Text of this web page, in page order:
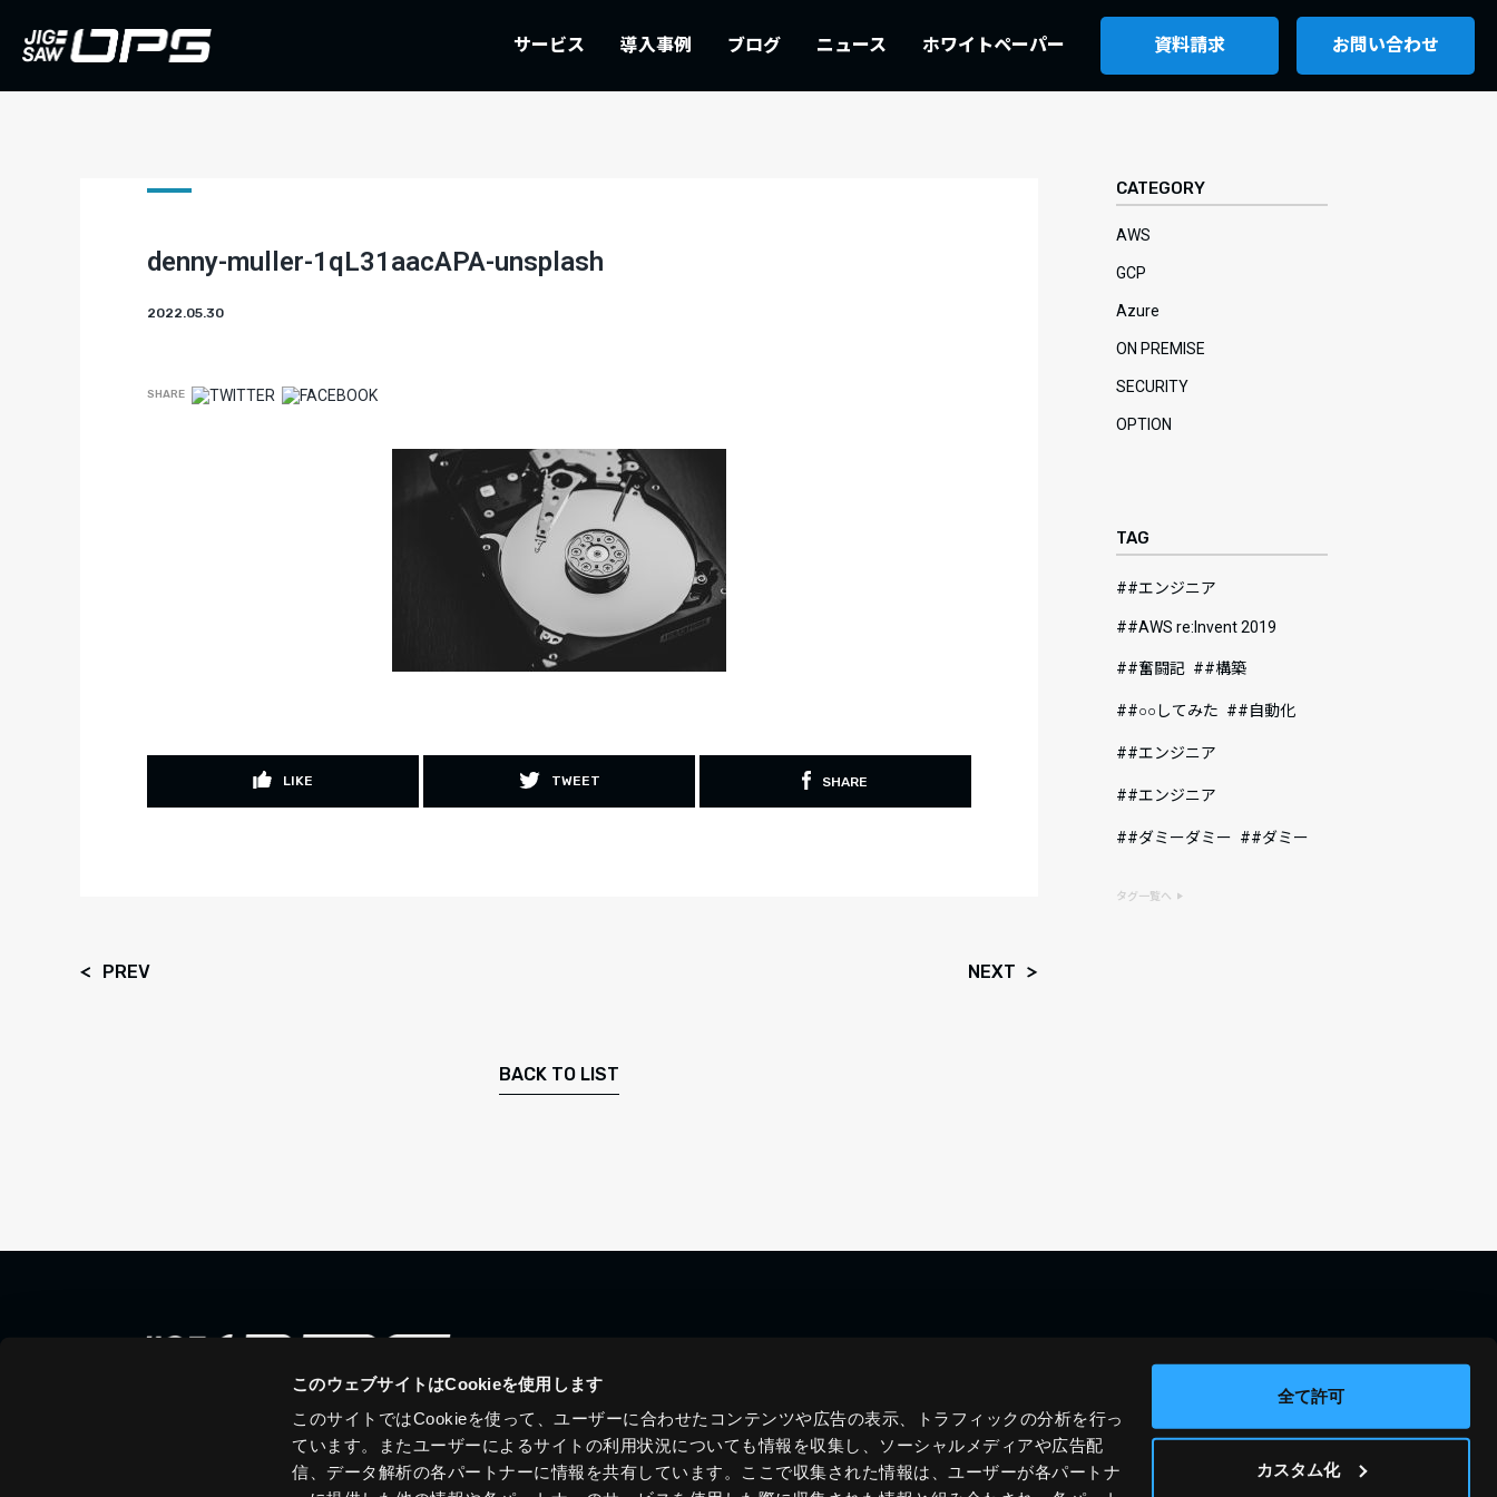
このウェブサイトはCookieを使用します
このサイトではCookieを使って、ユーザーに合わせたコンテンツや広告の表示、トラフィックの分析を行っ
ています。またユーザーによるサイトの利用状況についても情報を収集し、ソーシャルメディアや広告配
信、データ解析の各パートナーに情報を共有しています。ここで収集された情報は、ユーザーが各パートナ
全て許可
カスタム化
サービス 導入事例 ブログ ニュース ホワイトペーパー 資料請求 お問い合わせ
denny-muller-1qL31aacAPA-unsplash
2022.05.30
SHARE
LIKE TWEET SHARE
PREV NEXT
BACK TO LIST
CATEGORY
AWS
GCP
Azure
ON PREMISE
SECURITY
OPTION
TAG
#エンジニア
#AWS re:Invent 2019
#奮闘記 #構築
#○○してみた #自動化
#エンジニア
#エンジニア
#ダミーダミー #ダミー
タグ一覧へ
ブログ
ニュース
問い合わせ
運営会社
プライバシーポリシー